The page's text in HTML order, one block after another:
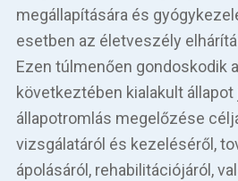
Kórházunkról
Betegellátás
Elérhetőségeink
Praktikus információk
megállapítására és
esetben az életveszély
Ezen túlmenően gondoskodik
következtében kialakult állapot
állapotromlás megelőzése
vizsgálatáról és kezeléséről,
ápolásáról, rehabilitációjáról,